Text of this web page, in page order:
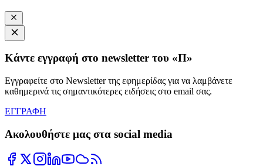
Κάντε εγγραφή στο newsletter του «Π»
Εγγραφείτε στο Newsletter της εφημερίδας για να λαμβάνετε
καθημερινά τις σημαντικότερες ειδήσεις στο email σας.
ΕΓΓΡΑΦΗ
Ακολουθήστε μας στα social media